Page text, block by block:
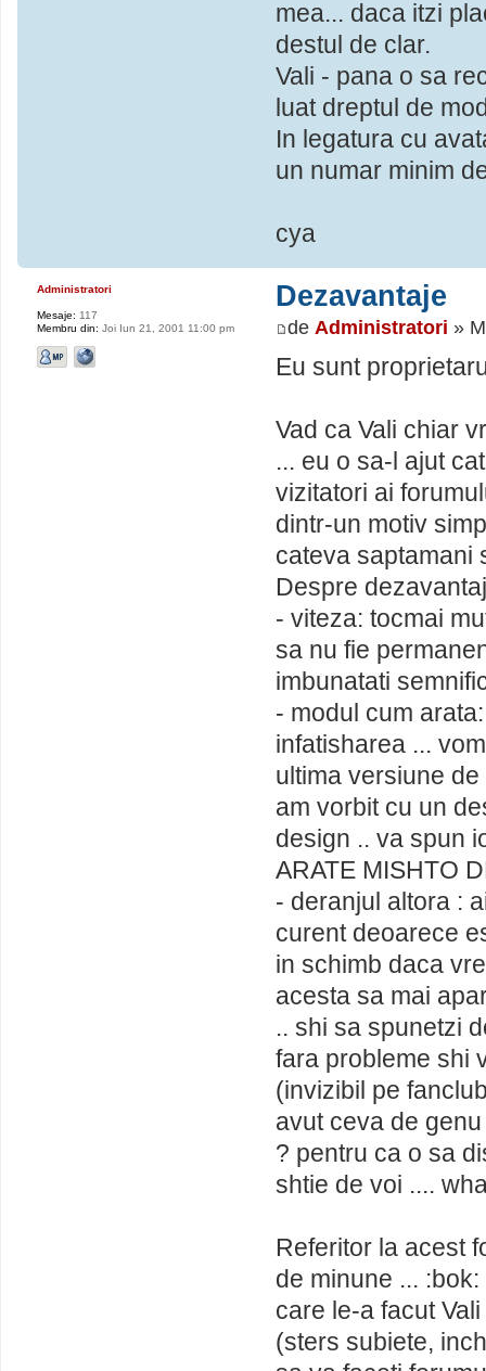
mea... daca itzi
destul de clar.
Vali - pana o sa
luat dreptul de
In legatura cu
un numar minim
cya
Dezavantaje
de Administratori »
Eu sunt
Vad ca Vali chiar
... eu o sa-l ajut
vizitatori ai
dintr-un motiv
cateva saptamani
Despre
- viteza: tocmai
sa nu fie
imbunatati
- modul cum
infatisharea ...
ultima versiune
am vorbit cu un
design .. va spun
ARATE MISHTO
- deranjul altora :
curent deoarece
in schimb daca
acesta sa mai
.. shi sa spunetzi
fara probleme shi
(invizibil pe
avut ceva de
? pentru ca o sa
shtie de voi ....
Referitor la acest
de minune ...
care le-a facut
(sters subiete,
Administratori
Mesaje: 117
Membru din: Joi Iun 21, 2001 11:00 pm